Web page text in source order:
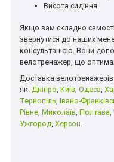
Висота сидіння.
Якщо вам складно
звернутися до наших
консультацією. Вони
велотренажер, що
Доставка велотренажерів
як: Дніпро Київ Одеса
Тернопіль Івано-
Рівне Миколаїв Полтава
Ужгород Херсон